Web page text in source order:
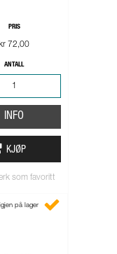
PRIS
kr 72,00
ANTALL
INFO
KJØP
som favoritt
på lager